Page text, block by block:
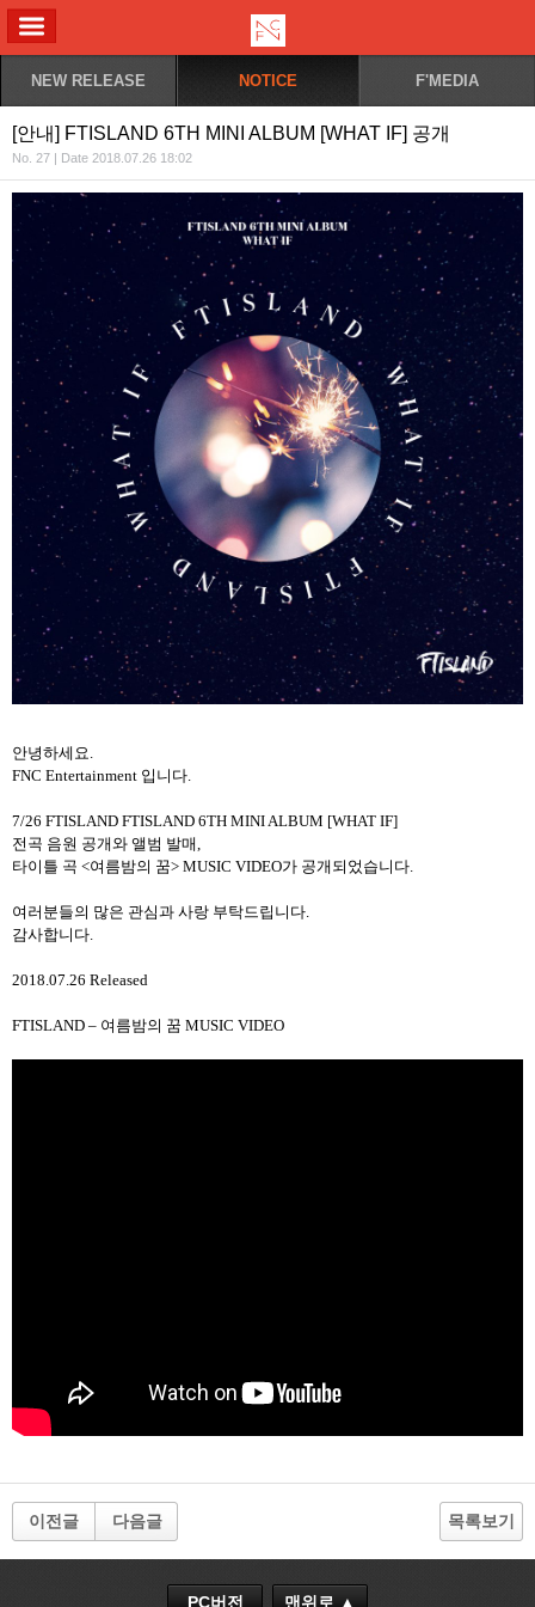
NEW RELEASE NOTICE F'MEDIA
[안내] FTISLAND 6TH MINI ALBUM [WHAT IF] 공개
No. 27 | Date 2018.07.26 18:02
안녕하세요.
FNC Entertainment 입니다.
7/26 FTISLAND FTISLAND 6TH MINI ALBUM [WHAT IF]
전곡 음원 공개와 앨범 발매,
타이틀 곡 <여름밤의 꿈> MUSIC VIDEO가 공개되었습니다.
여러분들의 많은 관심과 사랑 부탁드립니다.
감사합니다.
2018.07.26 Released
FTISLAND – 여름밤의 꿈 MUSIC VIDEO
이전글 다음글 목록보기
PC버전 맨위로 ▲